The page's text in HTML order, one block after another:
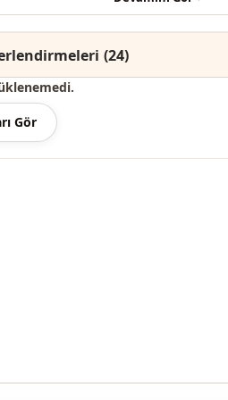
dekor amaçlı kullanılmaktadır.)
renginde konsept çekimlerinden
yıkayınız.
, %40 Pamuk , %3 Elastan
(24)
Gör